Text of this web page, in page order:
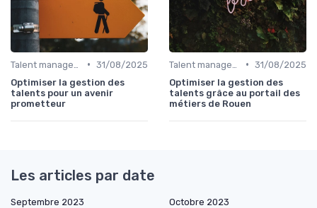
• 31/08/2025
Optimiser la gestion des
talents pour un avenir
prometteur
• 31/08/2025
Optimiser la gestion des
talents grâce au portail des
métiers de Rouen
Les articles par date
Septembre 2023
Octobre 2023